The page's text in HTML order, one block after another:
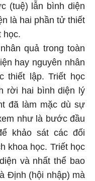
(tuệ) lẫn bình diện
là hai phần tử thiết
học.
quả trong toàn
hay nguyên nhân
thiết lập. Triết học
rời hai bình diện lý
đã làm mặc dù sự
như là bước đầu
khảo sát các đối
khoa học. Triết học
và nhất thể bao
Định (hội nhập) mà